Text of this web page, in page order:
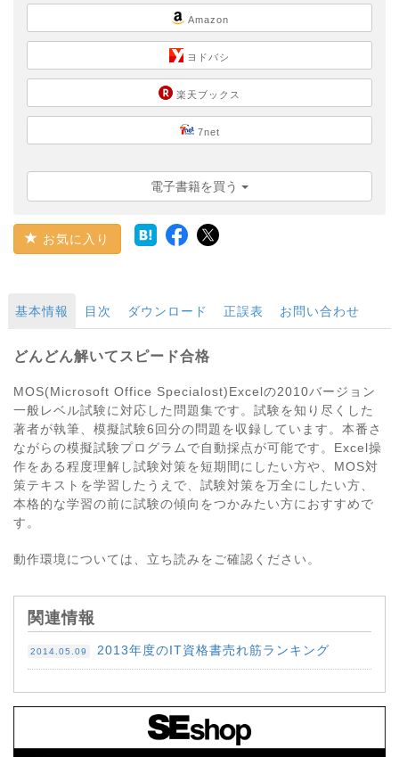
Amazon
ヨドバシ
楽天ブックス
7net
電子書籍を買う
お気に入り
基本情報 目次 ダウンロード 正誤表 お問い合わせ
どんどん解いてスピード合格
MOS(Microsoft Office Specialost)Excelの2010バージョン
一般レベル試験に対応した問題集です。試験を知り尽くした
著者が執筆、模擬試験6回分の問題を収録しています。本番さ
ながらの模擬試験プログラムで自動採点が可能です。Excel操
作をある程度理解し試験対策を短期間にしたい方や、MOS対
策テキストを学習したうえで、試験対策を万全にしたい方、
本格的な学習の前に試験の傾向をつかみたい方におすすめで
す。
動作環境については、立ち読みをご確認ください。
関連情報
2014.05.09 2013年度のIT資格書売れ筋ランキング